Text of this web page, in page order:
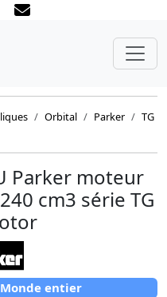
Orbital Parker
TG
Parker moteur
cm3 série TG
entier